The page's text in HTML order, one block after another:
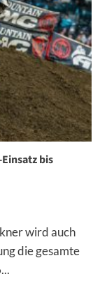
bis
wird auch
die gesamte